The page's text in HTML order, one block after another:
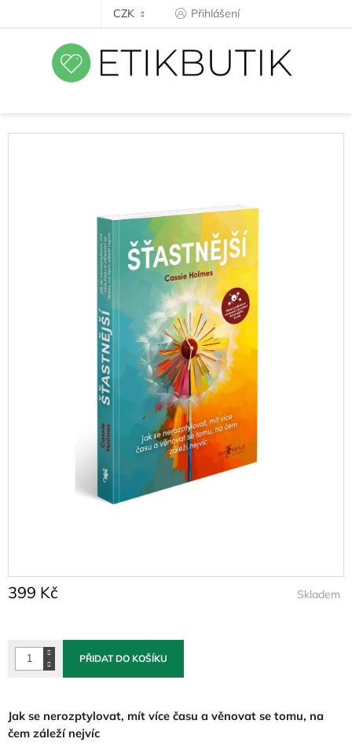
CZK Přihlášení
399 Kč Skladem
PŘIDAT DO KOŠÍKU
Jak se nerozptylovat, mít více času a věnovat se tomu, na
čem záleží nejvíc